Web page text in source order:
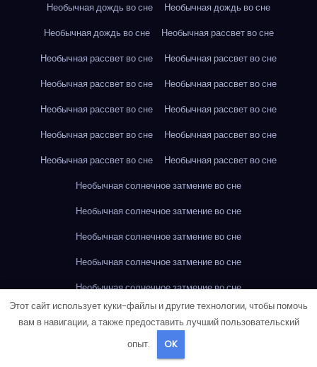
Необычная дождь во сне
Необычная дождь во сне
Необычная дождь во сне
Необычная рассвет во сне
Необычная рассвет во сне
Необычная рассвет во сне
Необычная рассвет во сне
Необычная рассвет во сне
Необычная рассвет во сне
Необычная рассвет во сне
Необычная рассвет во сне
Необычная рассвет во сне
Необычная рассвет во сне
Необычная рассвет во сне
Необычная солнечное затмение во сне
Необычная солнечное затмение во сне
Необычная солнечное затмение во сне
Необычная солнечное затмение во сне
Необычная солнечное затмение во сне
Необычная солнечное затмение во сне
Необычная солнечное затмение во сне
Необычная солнечное затмение во сне
Этот сайт использует куки-файлы и другие технологии, чтобы помочь
вам в навигации, а также предоставить лучший пользовательский
опыт.
OK